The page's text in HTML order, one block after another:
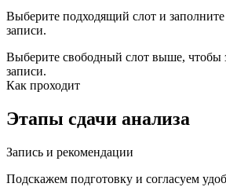
Выберите подходящий слот и
записи.
Выберите свободный слот выше, чтобы
записи.
Как проходит
Этапы сдачи анализа
Запись и рекомендации
Подскажем подготовку и согласуем